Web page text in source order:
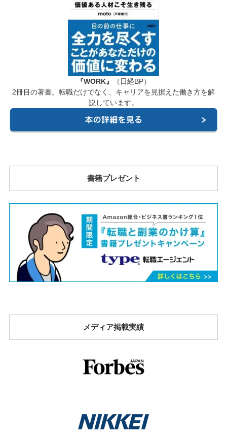
『WORK』
（日経BP）
2冊目の著書。転職だけでなく、キャリアを見据えた働き方を解
説しています。
書籍プレゼント
メディア掲載実績